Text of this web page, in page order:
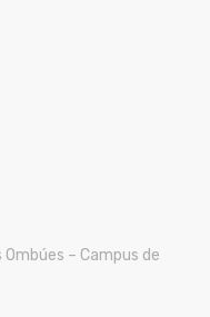
– Campus de